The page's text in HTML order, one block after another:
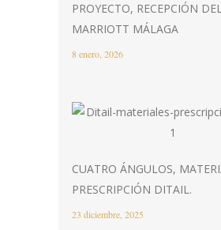
PROYECTO, RECEPCIÓN
MARRIOTT MÁLAGA
8 enero, 2026
CUATRO ÁNGULOS,
PRESCRIPCIÓN DITAIL.
23 diciembre, 2025